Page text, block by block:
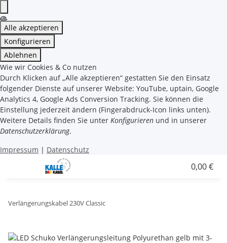
Alle akzeptieren
Konfigurieren
Ablehnen
Wie wir Cookies & Co nutzen
Durch Klicken auf „Alle akzeptieren“ gestatten Sie den Einsatz
folgender Dienste auf unserer Website: YouTube, uptain, Google
Analytics 4, Google Ads Conversion Tracking. Sie können die
Einstellung jederzeit ändern (Fingerabdruck-Icon links unten).
Weitere Details finden Sie unter Konfigurieren und in unserer
Datenschutzerklärung.
Impressum | Datenschutz
0,00 €
Verlängerungskabel 230V Classic